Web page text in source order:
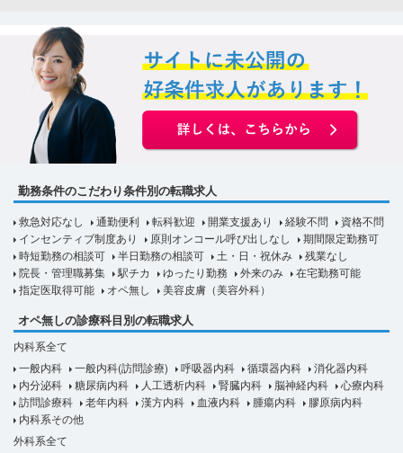
勤務条件のこだわり条件別の転職求人
救急対応なし 通勤便利 転科歓迎 開業支援あり 経験不問
資格不問
インセンティブ制度あり
原則オンコール呼び出しなし
期間限定勤務可
時短勤務の相談可
半日勤務の相談可 土・日・祝休み
残業なし
院長・管理職募集
駅チカ ゆったり勤務 外来のみ
在宅勤務可能
指定医取得可能
オペ無し 美容皮膚（美容外科）
オペ無しの診療科目別の転職求人
内科系全て
一般内科
一般内科(訪問診療) 呼吸器内科 循環器内科
消化器内科
内分泌科
糖尿病内科 人工透析内科 腎臓内科 脳神経内科
心療内科
訪問診療科
老年内科 漢方内科 血液内科 腫瘍内科
膠原病内科
内科系その他
外科系全て